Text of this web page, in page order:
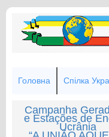
Головна Спілка
Campanha
e Estações de
Ucrânia